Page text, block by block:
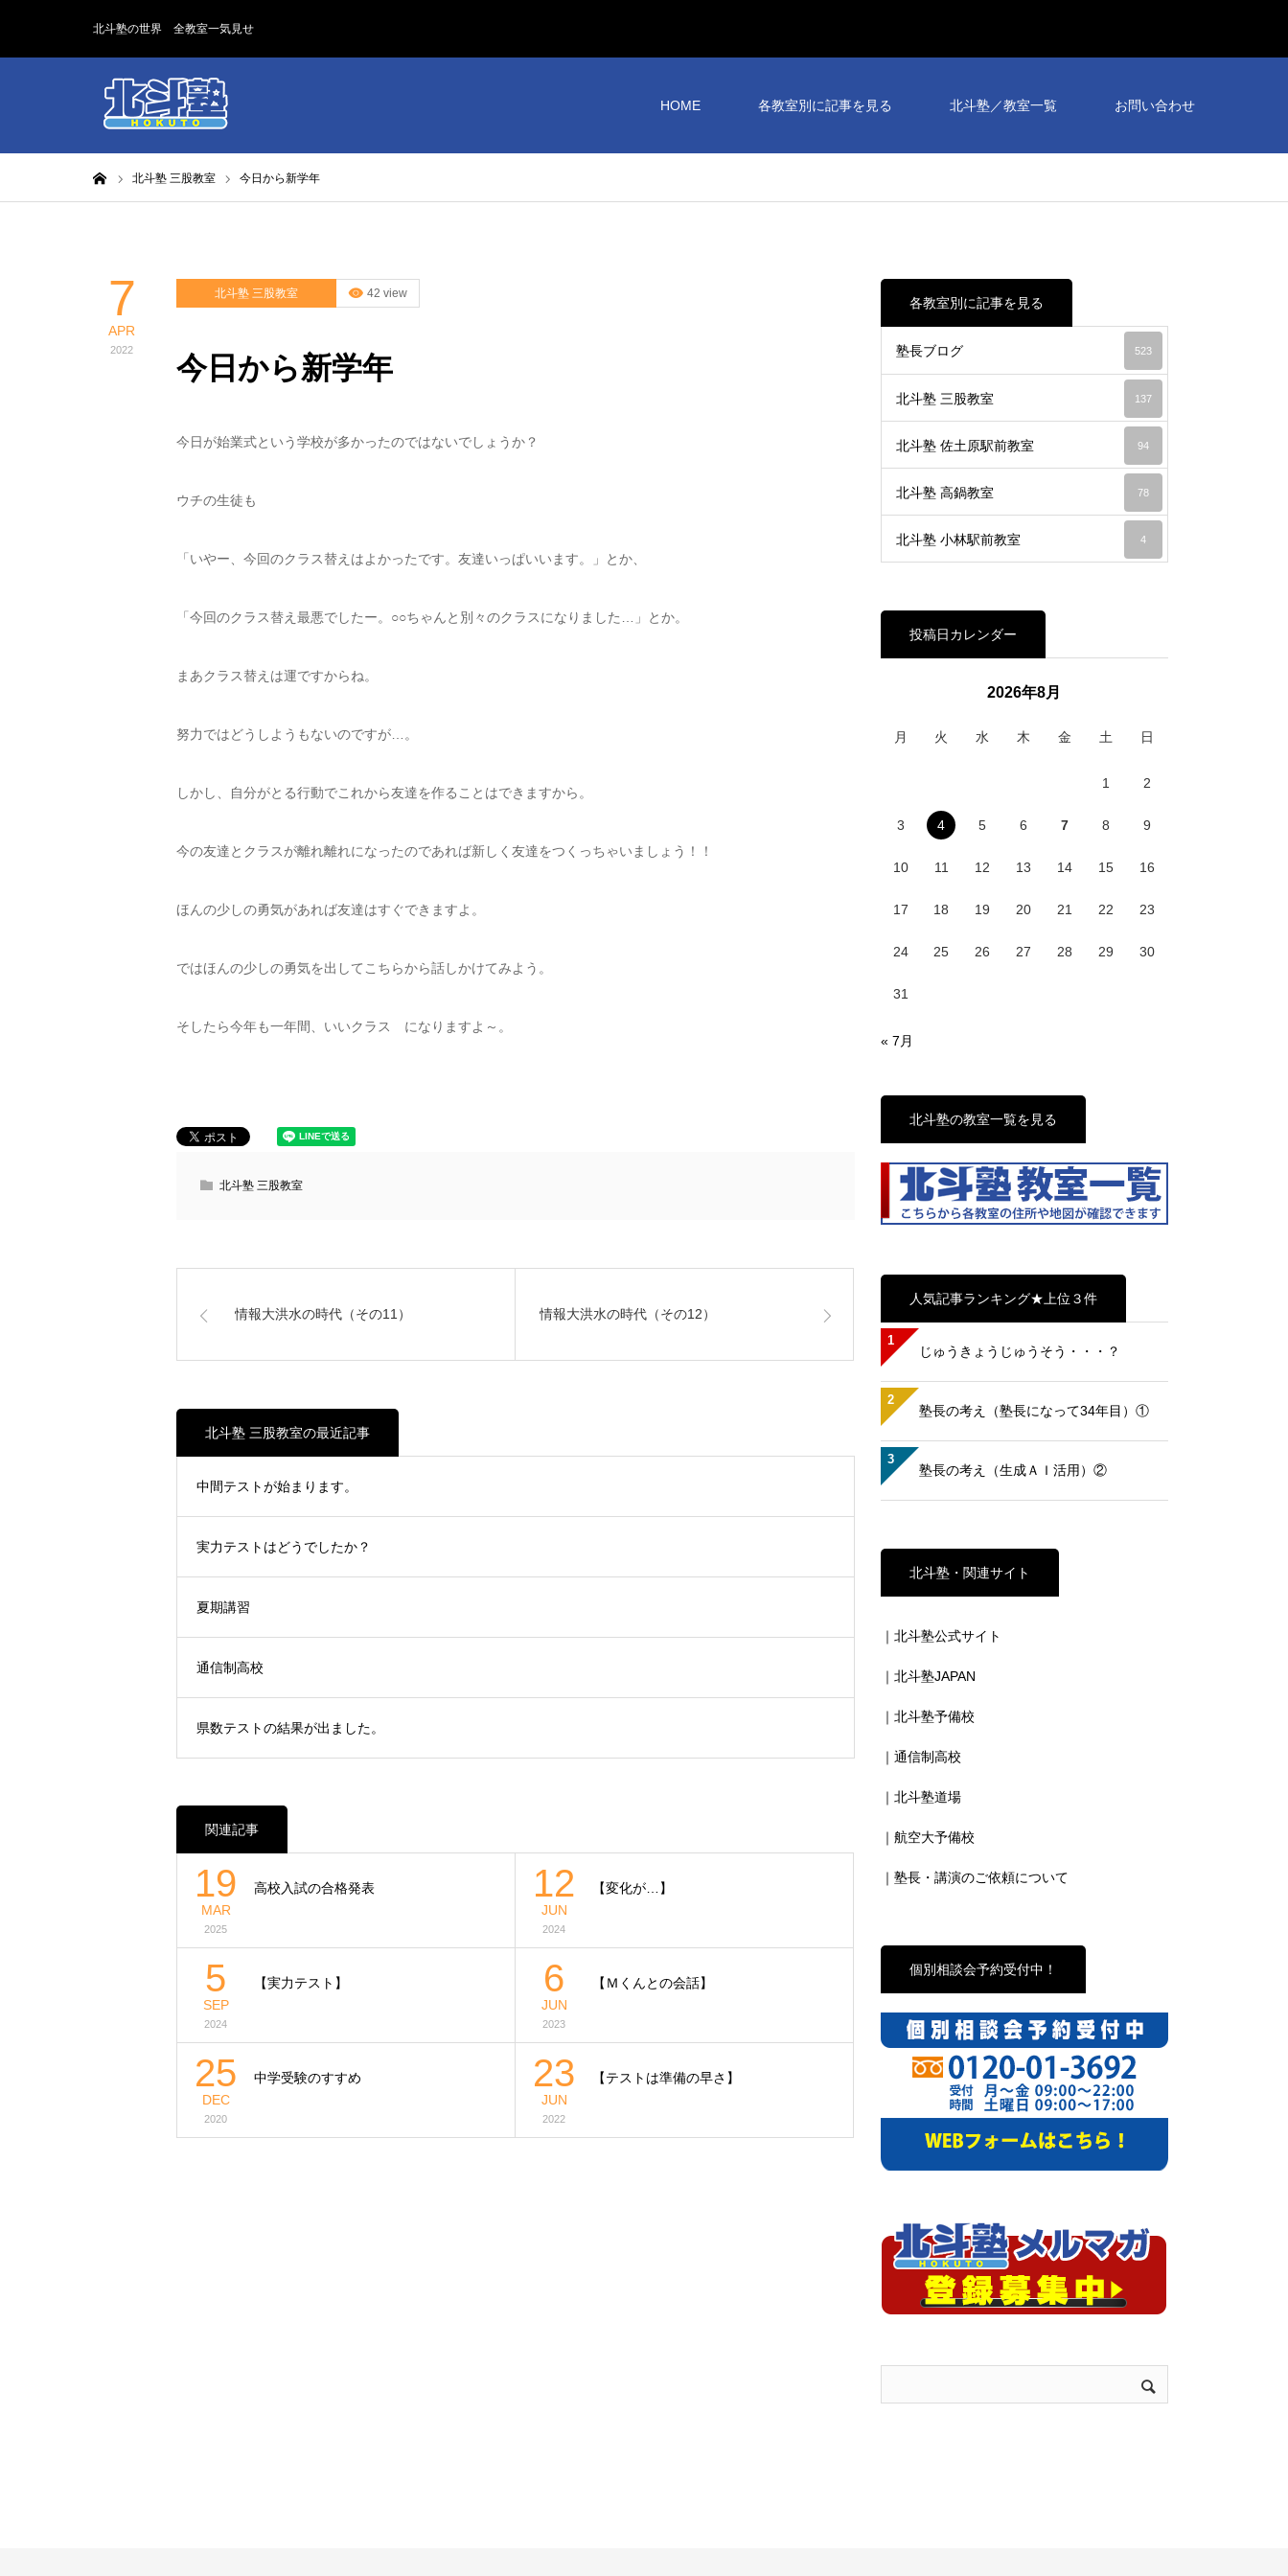
北斗塾の世界 全教室一気見せ
HOME 各教室別に記事を見る 北斗塾／教室一覧 お問い合わせ
北斗塾 三股教室 今日から新学年
7
APR
2022
北斗塾 三股教室 42 view
今日から新学年
今日が始業式という学校が多かったのではないでしょうか？
ウチの生徒も
「いやー、今回のクラス替えはよかったです。友達いっぱいいます。」とか、
「今回のクラス替え最悪でしたー。○○ちゃんと別々のクラスになりました…」とか。
まあクラス替えは運ですからね。
努力ではどうしようもないのですが…。
しかし、自分がとる行動でこれから友達を作ることはできますから。
今の友達とクラスが離れ離れになったのであれば新しく友達をつくっちゃいましょう！！
ほんの少しの勇気があれば友達はすぐできますよ。
ではほんの少しの勇気を出してこちらから話しかけてみよう。
そしたら今年も一年間、いいクラス になりますよ～。
北斗塾 三股教室
情報大洪水の時代（その11） 情報大洪水の時代（その12）
北斗塾 三股教室の最近記事
中間テストが始まります。
実力テストはどうでしたか？
夏期講習
通信制高校
県数テストの結果が出ました。
関連記事
19
MAR
2025
高校入試の合格発表 12
JUN
2024
【変化が…】
5
SEP
2024
【実力テスト】 6
JUN
2023
【Ｍくんとの会話】
25
DEC
2020
中学受験のすすめ 23
JUN
2022
【テストは準備の早さ】
各教室別に記事を見る
塾長ブログ 523
北斗塾 三股教室 137
北斗塾 佐土原駅前教室 94
北斗塾 高鍋教室 78
北斗塾 小林駅前教室 4
投稿日カレンダー
2026年8月
月 火 水 木 金 土 日
1 2
3 4 5 6 7 8 9
10 11 12 13 14 15 16
17 18 19 20 21 22 23
24 25 26 27 28 29 30
31
« 7月
北斗塾の教室一覧を見る
人気記事ランキング★上位３件
1
じゅうきょうじゅうそう・・・？
2
塾長の考え（塾長になって34年目）①
3
塾長の考え（生成ＡＩ活用）②
北斗塾・関連サイト
｜北斗塾公式サイト
｜北斗塾JAPAN
｜北斗塾予備校
｜通信制高校
｜北斗塾道場
｜航空大予備校
｜塾長・講演のご依頼について
個別相談会予約受付中！